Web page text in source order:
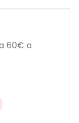
60€ a